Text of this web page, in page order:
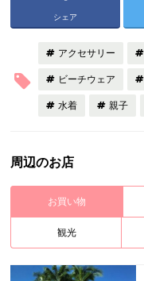
シェア
アクセサリー
ビーチウェア
水着 親子
周辺のお店
お買い物
観光